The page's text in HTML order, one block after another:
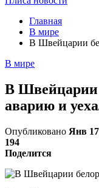
Главная
В мире
В Швейцарии
В мире
В Швейцарии
аварию и
Опубликовано Янв
194
Поделится